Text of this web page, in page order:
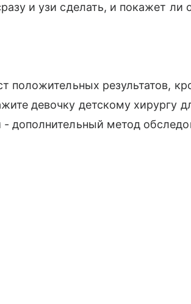
и узи сделать, и покажет ли
положительных результатов,
девочку детскому хирургу
дополнительный метод